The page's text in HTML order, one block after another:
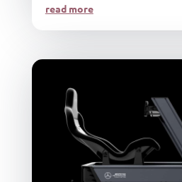
read more